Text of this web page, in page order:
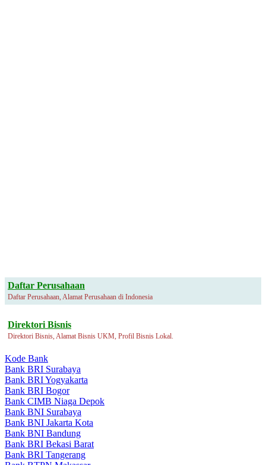
Daftar Perusahaan
Daftar Perusahaan, Alamat Perusahaan di Indonesia
Direktori Bisnis
Direktori Bisnis, Alamat Bisnis UKM, Profil Bisnis Lokal.
Kode Bank
Bank BRI Surabaya
Bank BRI Yogyakarta
Bank BRI Bogor
Bank CIMB Niaga Depok
Bank BNI Surabaya
Bank BNI Jakarta Kota
Bank BNI Bandung
Bank BRI Bekasi Barat
Bank BRI Tangerang